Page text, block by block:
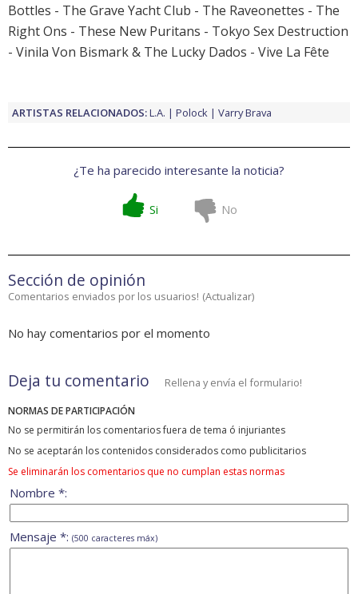
Bottles - The Grave Yacht Club - The Raveonettes - The
Right Ons - These New Puritans - Tokyo Sex Destruction
- Vinila Von Bismark & The Lucky Dados - Vive La Fête
ARTISTAS RELACIONADOS:L.A. Polock Varry Brava
¿Te ha parecido interesante la noticia?
Si No
Sección de opinión
Comentarios enviados por los usuarios! (Actualizar)
No hay comentarios por el momento
Deja tu comentario Rellena y envía el formulario!
NORMAS DE PARTICIPACIÓN
No se permitirán los comentarios fuera de tema ó injuriantes
No se aceptarán los contenidos considerados como publicitarios
Se eliminarán los comentarios que no cumplan estas normas
Nombre *:
Mensaje *: (500 caracteres máx)